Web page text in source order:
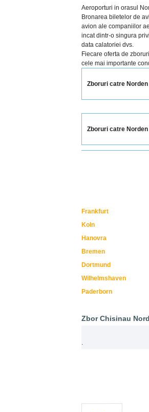
Aeroporturi in orasul
Bronarea biletelor de
avion ale companiilor
incat dintr-o singura
data calatoriei dvs.
Fiecare oferta de
cele mai importante
Zboruri catre Norden
Zboruri catre
Frankfurt
Koln
Hanovra
Bremen
Dortmund
Wilhelmshaven
Paderborn
Zbor Chisinau
.